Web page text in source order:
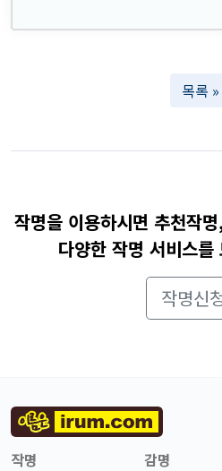
목록 »
작명을 이용하시면 추천작
다양한 작명 서비스
작명신
작명
감명